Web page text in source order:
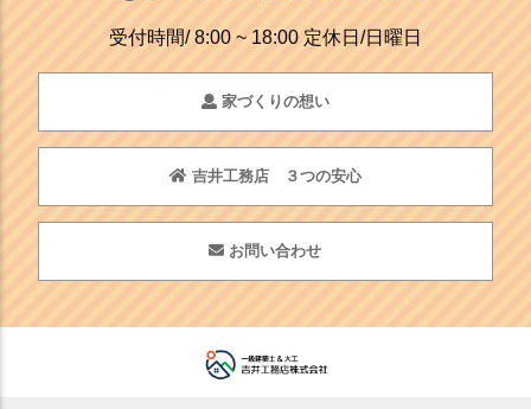
受付時間/ 8:00 ~ 18:00 定休日/日曜日
家づくりの想い
吉井工務店 ３つの安心
お問い合わせ